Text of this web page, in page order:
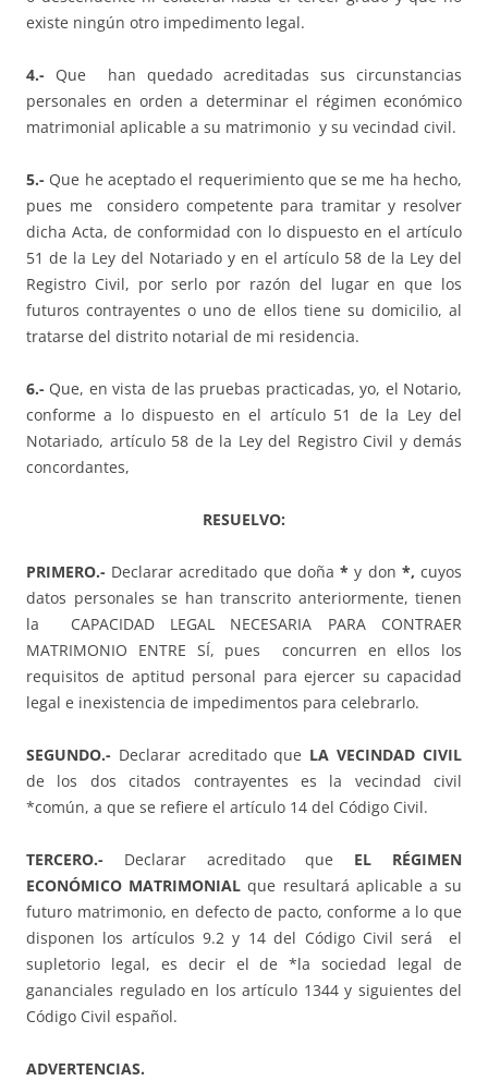
existe ningún otro impedimento legal.
4.- Que han quedado acreditadas sus circunstancias
personales en orden a determinar el régimen económico
matrimonial aplicable a su matrimonio y su vecindad civil.
5.- Que he aceptado el requerimiento que se me ha hecho,
pues me considero competente para tramitar y resolver
dicha Acta, de conformidad con lo dispuesto en el artículo
51 de la Ley del Notariado y en el artículo 58 de la Ley del
Registro Civil, por serlo por razón del lugar en que los
futuros contrayentes o uno de ellos tiene su domicilio, al
tratarse del distrito notarial de mi residencia.
6.- Que, en vista de las pruebas practicadas, yo, el Notario,
conforme a lo dispuesto en el artículo 51 de la Ley del
Notariado, artículo 58 de la Ley del Registro Civil y demás
concordantes,
RESUELVO:
PRIMERO.- Declarar acreditado que doña * y don *, cuyos
datos personales se han transcrito anteriormente, tienen
la CAPACIDAD LEGAL NECESARIA PARA CONTRAER
MATRIMONIO ENTRE SÍ, pues concurren en ellos los
requisitos de aptitud personal para ejercer su capacidad
legal e inexistencia de impedimentos para celebrarlo.
SEGUNDO.- Declarar acreditado que LA VECINDAD CIVIL
de los dos citados contrayentes es la vecindad civil
*común, a que se refiere el artículo 14 del Código Civil.
TERCERO.- Declarar acreditado que EL RÉGIMEN
ECONÓMICO MATRIMONIAL que resultará aplicable a su
futuro matrimonio, en defecto de pacto, conforme a lo que
disponen los artículos 9.2 y 14 del Código Civil será el
supletorio legal, es decir el de *la sociedad legal de
gananciales regulado en los artículo 1344 y siguientes del
Código Civil español.
ADVERTENCIAS.